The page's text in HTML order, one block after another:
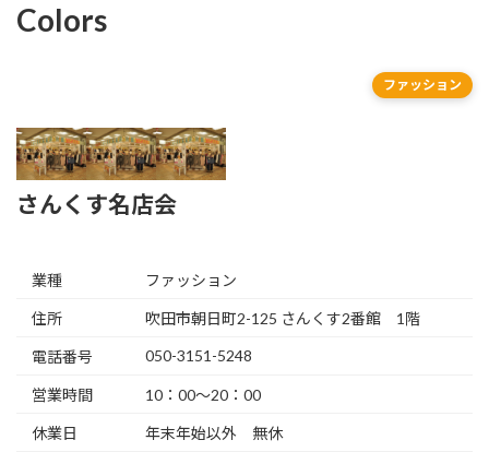
Colors
ファッション
さんくす名店会
業種 ファッション
住所 吹田市朝日町2-125 さんくす2番館 1階
電話番号 050-3151-5248
営業時間 10：00～20：00
休業日 年末年始以外 無休